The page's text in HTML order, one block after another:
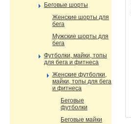
Беговые шорты
Женские шорты для
бега
Мужские шорты для
бега
Футболки, майки, топы
для бега и фитнеса
Женские футболки,
майки, топы для бега
и фитнеса
Беговые
футболки
Беговые майки